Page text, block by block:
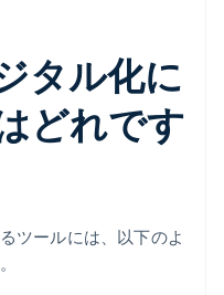
タル化に
どれです
ツールには、以下のよ